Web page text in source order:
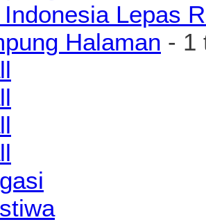
Lepas
Halaman - 1